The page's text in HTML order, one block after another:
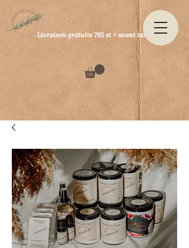
Livraison gratuite 79$ et + avant taxes